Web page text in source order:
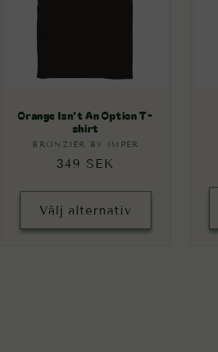
Orange Isn't An Option T-
shirt
Säljare:
BRONZIÉR BY IMPER
Ordinarie
349 SEK
Välj alternativ